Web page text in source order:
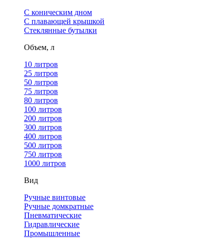
С коническим дном
С плавающей крышкой
Стеклянные бутылки
Объем, л
10 литров
25 литров
50 литров
75 литров
80 литров
100 литров
200 литров
300 литров
400 литров
500 литров
750 литров
1000 литров
Вид
Ручные винтовые
Ручные домкратные
Пневматические
Гидравлические
Промышленные